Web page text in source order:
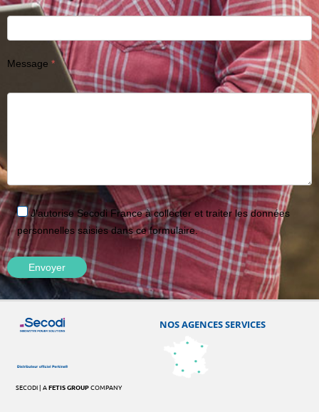
Message
J'autorise Secodi France à collecter et traiter les données
personnelles saisies dans ce formulaire.
SECODI | AFETIS GROUPCOMPANY
NOS AGENCES SERVICES